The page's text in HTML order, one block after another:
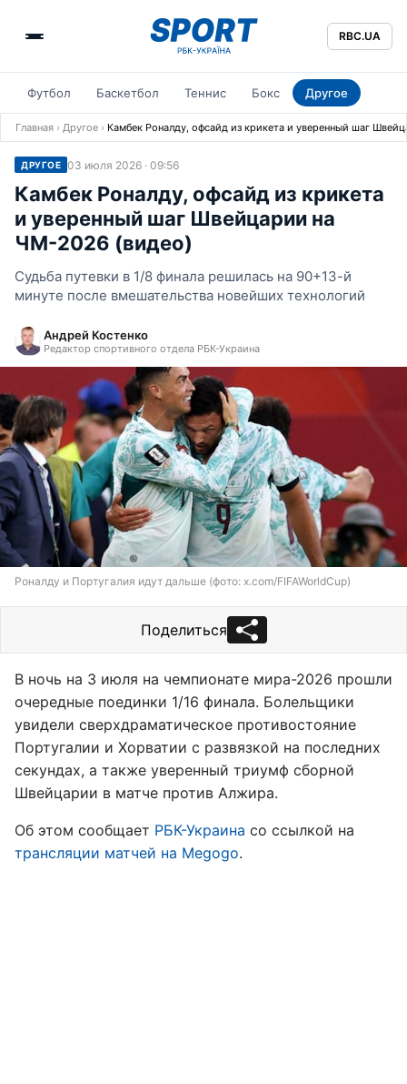
RBC.UA
Футбол Баскетбол Теннис Бокс Другое
Главная › Другое › Камбек Роналду, офсайд из крикета и уверенный шаг
ДРУГОЕ 03 июля 2026 · 09:56
Камбек Роналду, офсайд из крикета
и уверенный шаг Швейцарии на
ЧМ-2026 (видео)
Судьба путевки в 1/8 финала решилась на 90+13-й
минуте после вмешательства новейших технологий
Андрей Костенко
Редактор спортивного отдела РБК-Украина
Роналду и Португалия идут дальше (фото: x.com/FIFAWorldCup)
Поделиться
В ночь на 3 июля на чемпионате мира-2026 прошли
очередные поединки 1/16 финала. Болельщики
увидели сверхдраматическое противостояние
Португалии и Хорватии с развязкой на последних
секундах, а также уверенный триумф сборной
Швейцарии в матче против Алжира.
Об этом сообщает РБК-Украина со ссылкой на
трансляции матчей на Megogo.